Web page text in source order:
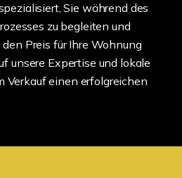
Sie während des
zu begleiten und
Preis für Ihre Wohnung
unsere Expertise und lokale
Verkauf einen erfolgreichen